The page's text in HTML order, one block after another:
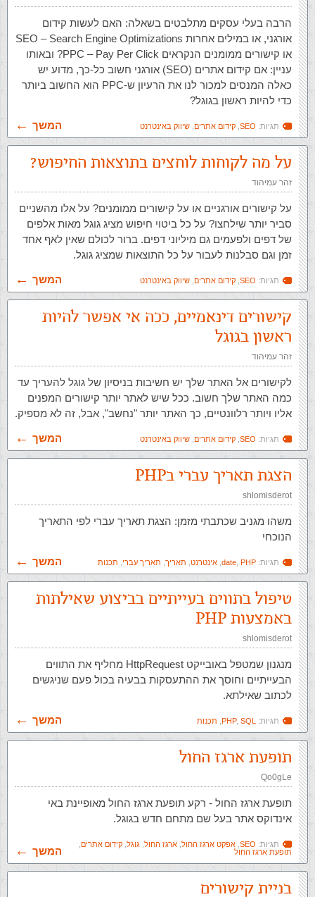
הרבה בעלי עסקים מתלבטים בשאלה: האם לעשות קידום
אורגני, או במילים אחרות SEO – Search Engine Optimizations
או קישורים ממומנים הנקראים PPC – Pay Per Click? ובאותו
עניין: אם קידום אתרים (SEO) אורגני חשוב כל-כך, מדוע יש
כאלה המנסים למכור לנו את הרעיון ש-PPC הוא החשוב ביותר
כדי להיות ראשון בגוגל?
תגיות: SEO קידום אתרים שיווק באינטרנט המשך
על מה לקוחות לוחצים בתוצאות החיפוש?
זהר עמיהוד
על קישורים אורגניים או על קישורים ממומנים? על אלו מהשניים
סביר יותר שילחצו? על כל ביטוי חיפוש מציג גוגל מאות אלפים
של דפים ולפעמים גם מיליוני דפים. ברור לכולם שאין לאף אחד
זמן וגם סבלנות לעבור על כל התוצאות שמציג גוגל.
תגיות: SEO קידום אתרים שיווק באינטרנט המשך
קישורים דינאמיים, ככה אי אפשר להיות
ראשון בגוגל
זהר עמיהוד
לקישורים אל האתר שלך יש חשיבות בניסיון של גוגל להעריך עד
כמה האתר שלך חשוב. ככל שיש לאתר יותר קישורים המפנים
אליו ויותר רלוונטיים, כך האתר יותר "נחשב", אבל, זה לא מספיק.
תגיות: SEO קידום אתרים שיווק באינטרנט המשך
הצגת תאריך עברי בPHP
shlomisderot
משהו מגניב שכתבתי מזמן: הצגת תאריך עברי לפי התאריך
הנוכחי
תגיות: date PHP אינטרנט תאריך תאריך עברי תכנות המשך
טיפול בתווים בעייתיים בביצוע שאילתות
באמצעות PHP
shlomisderot
מנגנון שמטפל באובייקט HttpRequest מחליף את התווים
הבעייתיים וחוסך את ההתעסקות בבעיה בכול פעם שניגשים
לכתוב שאילתא.
תגיות: PHP, SQL תכנות המשך
תופעת ארגז החול
Qo0gLe
תופעת ארגז החול - רקע תופעת ארגז החול מאופיינת באי
אינדוקס אתר בעל שם מתחם חדש בגוגל.
תגיות: SEO אפקט ארגז החול ארגז החול גוגל קידום אתרים
תופעת ארגז החול
המשך
בניית קישורים